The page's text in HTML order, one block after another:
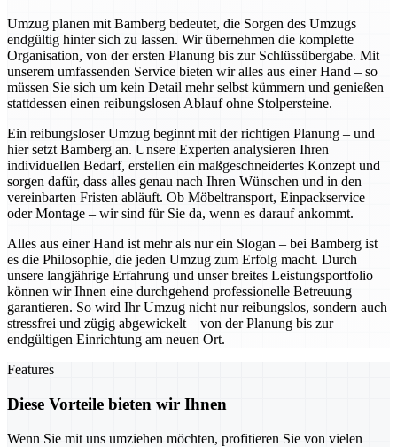
Umzug planen mit Bamberg bedeutet, die Sorgen des Umzugs
endgültig hinter sich zu lassen. Wir übernehmen die komplette
Organisation, von der ersten Planung bis zur Schlüssübergabe. Mit
unserem umfassenden Service bieten wir alles aus einer Hand – so
müssen Sie sich um kein Detail mehr selbst kümmern und genießen
stattdessen einen reibungslosen Ablauf ohne Stolpersteine.
Ein reibungsloser Umzug beginnt mit der richtigen Planung – und
hier setzt Bamberg an. Unsere Experten analysieren Ihren
individuellen Bedarf, erstellen ein maßgeschneidertes Konzept und
sorgen dafür, dass alles genau nach Ihren Wünschen und in den
vereinbarten Fristen abläuft. Ob Möbeltransport, Einpackservice
oder Montage – wir sind für Sie da, wenn es darauf ankommt.
Alles aus einer Hand ist mehr als nur ein Slogan – bei Bamberg ist
es die Philosophie, die jeden Umzug zum Erfolg macht. Durch
unsere langjährige Erfahrung und unser breites Leistungsportfolio
können wir Ihnen eine durchgehend professionelle Betreuung
garantieren. So wird Ihr Umzug nicht nur reibungslos, sondern auch
stressfrei und zügig abgewickelt – von der Planung bis zur
endgültigen Einrichtung am neuen Ort.
Features
Diese Vorteile bieten wir Ihnen
Wenn Sie mit uns umziehen möchten, profitieren Sie von vielen